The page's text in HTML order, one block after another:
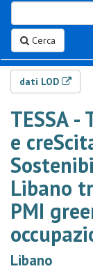
Cerca
dati LOD
TESSA
e
Libano
PMI
Libano